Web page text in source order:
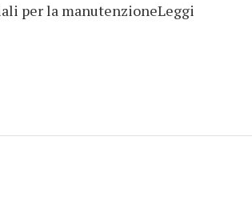
per la manutenzioneLeggi